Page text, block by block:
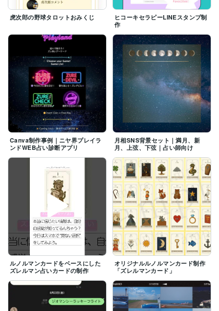
・野球タロットおみくじ等のオリジナルコンテンツを企
画・運用
・メディア出演経験のある占い師のWEBコンテンツ執
筆を担当
・占い／世界観コンテンツの企画・ライティング経験あ
・コラム執筆（観戦・温泉・ととのい分野）
✦ ココナラ招待コード
【DC6CVB】
新規登録で1000円分ポイント
✦ ブログ
WBC2026侍ジャパン日本代表選手のホロスコープ分析
https://coconala.com/users/4959927/
https://coconala.com/blogs/4959927/546611
https://coconala.com/blogs/4959927/53409
虎次郎の野球タロットおみくじ
ヒコーキセラピーLINEスタンプ制
作
Canva制作事例｜ニヤ界プレイラ
ンドWEB占い診断アプリ
月相SNS背景セット｜満月、新
月、上弦、下弦｜占い師向け
ルノルマンカードをベースにした
ズレルマン占いカードの制作
オリジナルルノルマンカード制作
「ズレルマンカード」